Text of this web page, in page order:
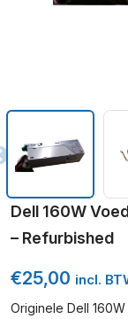
Dell 160W
– Refurbished
€25,00 incl.
Originele Dell